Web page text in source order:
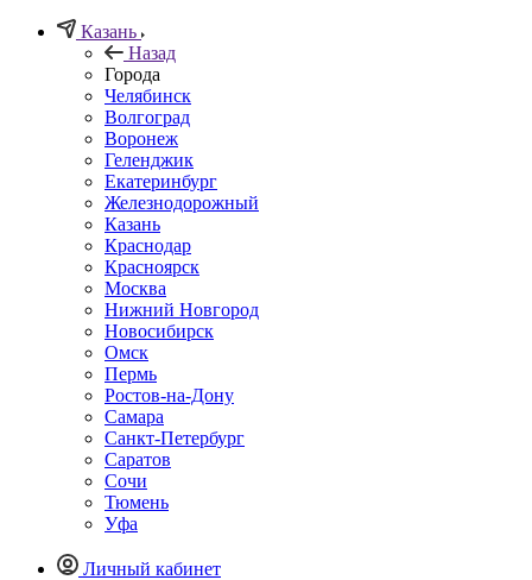
Казань
Назад
Города
Челябинск
Волгоград
Воронеж
Геленджик
Екатеринбург
Железнодорожный
Казань
Краснодар
Красноярск
Москва
Нижний Новгород
Новосибирск
Омск
Пермь
Ростов-на-Дону
Самара
Санкт-Петербург
Саратов
Сочи
Тюмень
Уфа
Личный кабинет